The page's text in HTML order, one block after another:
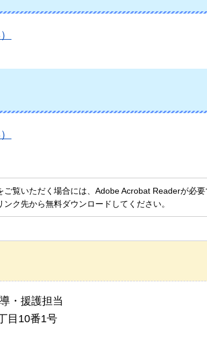
ご覧いただく場合には、Adobe Acrobat Readerが必
ク先から無料ダウンロードしてください。
・援護担当
目10番1号